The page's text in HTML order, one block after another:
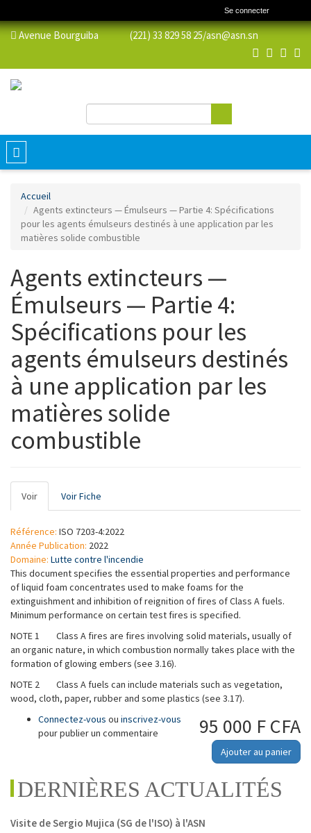
Se connecter
Avenue Bourguiba (221) 33 829 58 25/asn@asn.sn
Formulaire de recherche
Toggle
navigation
Accueil
Agents extincteurs — Émulseurs — Partie 4: Spécifications
pour les agents émulseurs destinés à une application par les
matières solide combustible
Agents extincteurs —
Émulseurs — Partie 4:
Spécifications pour les
agents émulseurs destinés
à une application par les
matières solide
combustible
Onglets
principaux
Voir (onglet
actif)
Voir Fiche
Référence: ISO 7203-4:2022
Année Publication: 2022
Domaine: Lutte contre l'incendie
This document specifies the essential properties and performance
of liquid foam concentrates used to make foams for the
extinguishment and inhibition of reignition of fires of Class A fuels.
Minimum performance on certain test fires is specified.
NOTE 1 Class A fires are fires involving solid materials, usually of
an organic nature, in which combustion normally takes place with the
formation of glowing embers (see 3.16).
NOTE 2 Class A fuels can include materials such as vegetation,
wood, cloth, paper, rubber and some plastics (see 3.17).
95 000 F CFA
Ajouter au panier
Connectez-vous ou inscrivez-vous
pour publier un commentaire
DERNIÈRES ACTUALITÉS
Visite de Sergio Mujica (SG de l'ISO) à l'ASN